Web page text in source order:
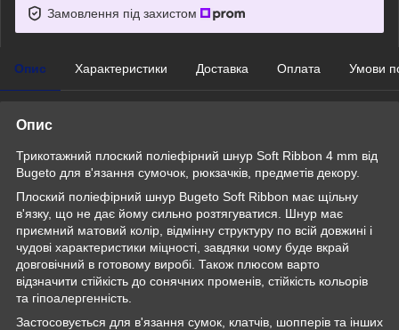
Замовлення під захистом
Опис Характеристики Доставка Оплата Умови
Опис
Трикотажний плоский поліефірний шнур Soft Ribbon 4 mm від
Bugeto для в'язання сумочок, рюкзачків, предметів декору.
Плоский поліефірний шнур Bugeto Soft Ribbon має щільну
в'язку, що не дає йому сильно розтягуватися. Шнур має
приємний матовий колір, відмінну структуру по всій довжині і
чудові характеристики міцності, завдяки чому буде вкрай
довговічний в готовому виробі. Також плюсом варто
відзначити стійкість до сонячних променів, стійкість кольорів
та гіпоалергенність.
Застосовується для в'язання сумок, клатчів, шопперів та інших